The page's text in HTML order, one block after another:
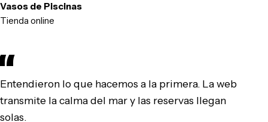
Vasos de Piscinas
Tienda online
Entendieron lo que hacemos a la primera. La web
transmite la calma del mar y las reservas llegan
solas.